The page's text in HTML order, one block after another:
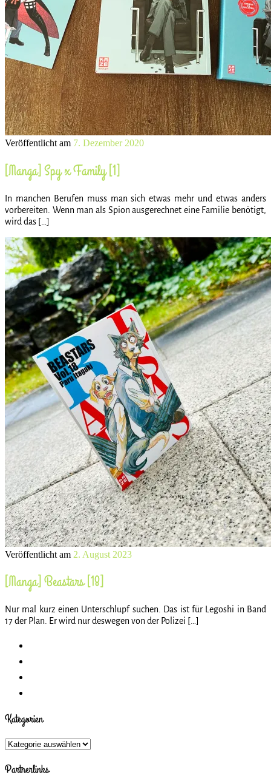
Veröffentlicht am 7. Dezember 2020
[Manga] Spy x Family [1]
In manchen Berufen muss man sich etwas mehr und etwas anders
vorbereiten. Wenn man als Spion ausgerechnet eine Familie benötigt,
wird das […]
Veröffentlicht am 2. August 2023
[Manga] Beastars [18]
Nur mal kurz einen Unterschlupf suchen. Das ist für Legoshi in Band
17 der Plan. Er wird nur deswegen von der Polizei […]
Kategorien
Kategorien
Partnerlinks